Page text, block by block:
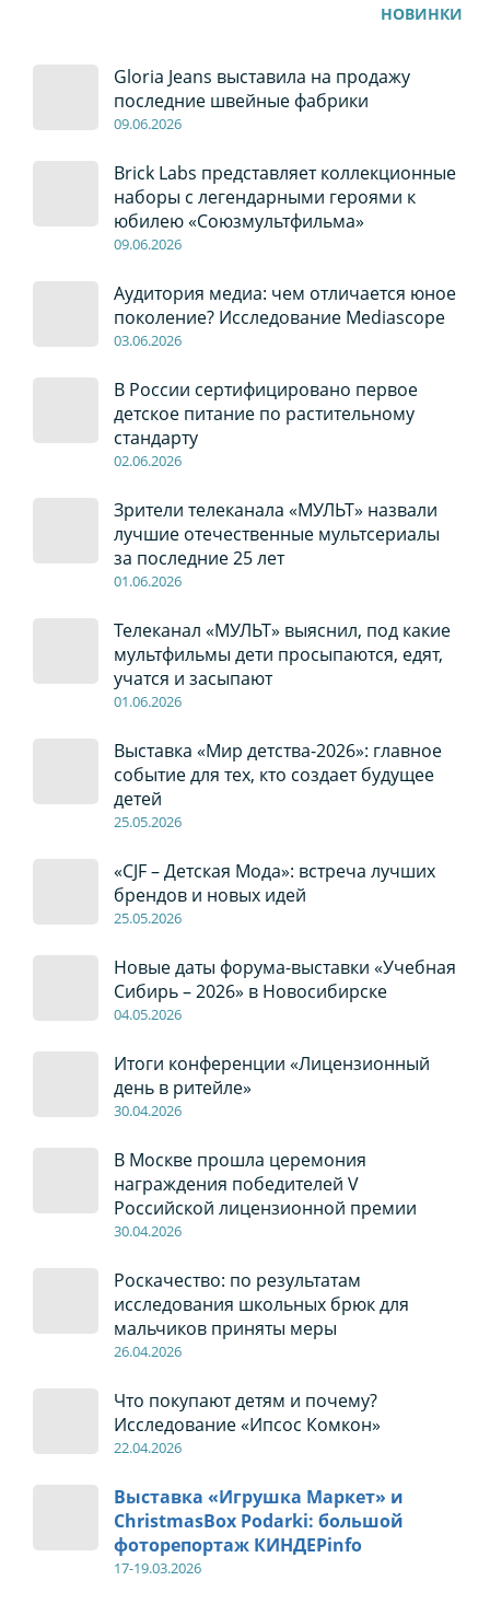
НОВИНКИ
Gloria Jeans выставила на продажу
последние швейные фабрики
09.06.2026
Brick Labs представляет коллекционные
наборы с легендарными героями к
юбилею «Союзмультфильма»
09.06.2026
Аудитория медиа: чем отличается юное
поколение? Исследование Mediascope
03.06.2026
В России сертифицировано первое
детское питание по растительному
стандарту
02.06.2026
Зрители телеканала «МУЛЬТ» назвали
лучшие отечественные мультсериалы
за последние 25 лет
01.06.2026
Телеканал «МУЛЬТ» выяснил, под какие
мультфильмы дети просыпаются, едят,
учатся и засыпают
01.06.2026
Выставка «Мир детства-2026»: главное
событие для тех, кто создает будущее
детей
25.05.2026
«CJF – Детская Мода»: встреча лучших
брендов и новых идей
25.05.2026
Новые даты форума-выставки «Учебная
Сибирь – 2026» в Новосибирске
04.05.2026
Итоги конференции «Лицензионный
день в ритейле»
30.04.2026
В Москве прошла церемония
награждения победителей V
Российской лицензионной премии
30.04.2026
Роскачество: по результатам
исследования школьных брюк для
мальчиков приняты меры
26.04.2026
Что покупают детям и почему?
Исследование «Ипсос Комкон»
22.04.2026
Выставка «Игрушка Маркет» и
ChristmasBox Podarki: большой
фоторепортаж КИНДЕРinfo
17-19.03.2026